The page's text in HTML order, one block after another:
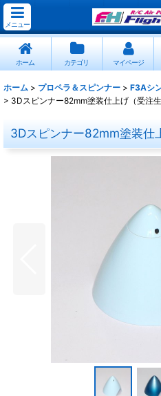
メニュー
ホーム カテゴリ マイページ
ホーム > プロペラ＆スピンナー > F3Aシ
> 3Dスピンナー82mm塗装仕上げ（受注生
3Dスピンナー82mm塗装仕